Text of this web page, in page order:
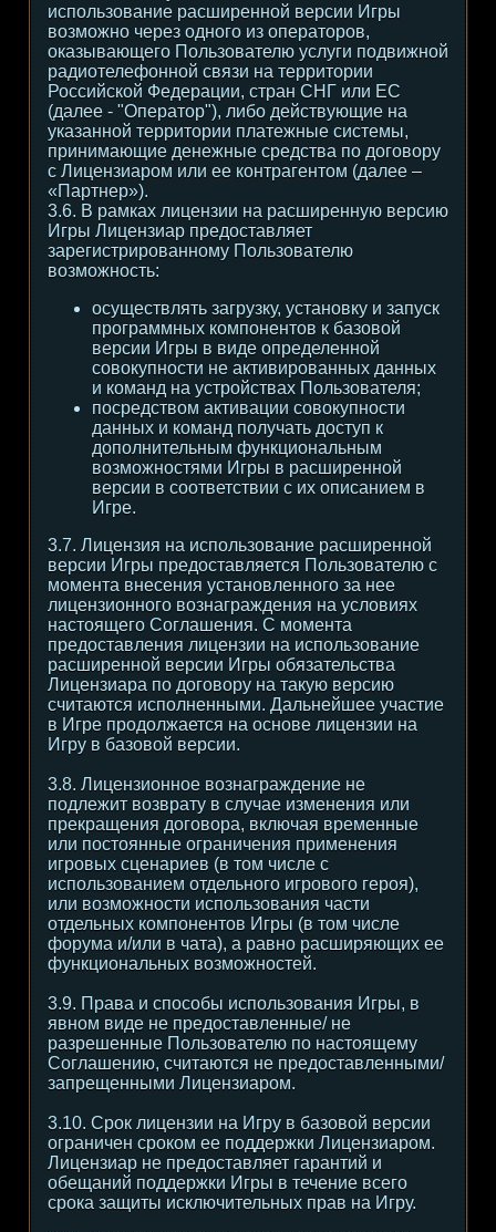
использование расширенной версии Игры
возможно через одного из операторов,
оказывающего Пользователю услуги подвижной
радиотелефонной связи на территории
Российской Федерации, стран СНГ или ЕС
(далее - "Оператор"), либо действующие на
указанной территории платежные системы,
принимающие денежные средства по договору
с Лицензиаром или ее контрагентом (далее –
«Партнер»).
3.6. В рамках лицензии на расширенную версию
Игры Лицензиар предоставляет
зарегистрированному Пользователю
возможность:
осуществлять загрузку, установку и запуск
программных компонентов к базовой
версии Игры в виде определенной
совокупности не активированных данных
и команд на устройствах Пользователя;
посредством активации совокупности
данных и команд получать доступ к
дополнительным функциональным
возможностями Игры в расширенной
версии в соответствии с их описанием в
Игре.
3.7. Лицензия на использование расширенной
версии Игры предоставляется Пользователю с
момента внесения установленного за нее
лицензионного вознаграждения на условиях
настоящего Соглашения. С момента
предоставления лицензии на использование
расширенной версии Игры обязательства
Лицензиара по договору на такую версию
считаются исполненными. Дальнейшее участие
в Игре продолжается на основе лицензии на
Игру в базовой версии.
3.8. Лицензионное вознаграждение не
подлежит возврату в случае изменения или
прекращения договора, включая временные
или постоянные ограничения применения
игровых сценариев (в том числе с
использованием отдельного игрового героя),
или возможности использования части
отдельных компонентов Игры (в том числе
форума и/или в чата), а равно расширяющих ее
функциональных возможностей.
3.9. Права и способы использования Игры, в
явном виде не предоставленные/ не
разрешенные Пользователю по настоящему
Соглашению, считаются не предоставленными/
запрещенными Лицензиаром.
3.10. Срок лицензии на Игру в базовой версии
ограничен сроком ее поддержки Лицензиаром.
Лицензиар не предоставляет гарантий и
обещаний поддержки Игры в течение всего
срока защиты исключительных прав на Игру.